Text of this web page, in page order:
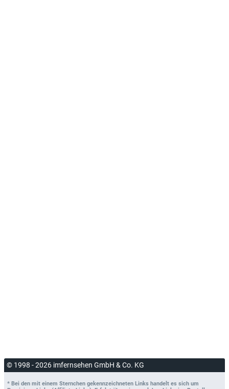
© 1998 - 2026 imfernsehen GmbH & Co. KG
* Bei den mit einem Sternchen gekennzeichneten Links handelt es sich um